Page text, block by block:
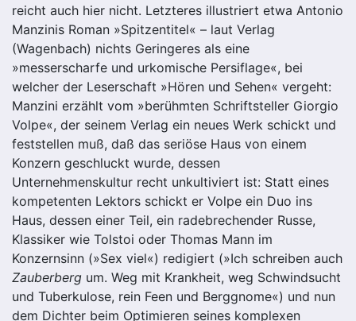
reicht auch hier nicht. Letzteres illustriert etwa Antonio
Manzinis Roman »Spitzentitel« – laut Verlag
(Wagenbach) nichts Geringeres als eine
»messerscharfe und urkomische Persiflage«, bei
welcher der Leserschaft »Hören und Sehen« vergeht:
Manzini erzählt vom »berühmten Schriftsteller Giorgio
Volpe«, der seinem Verlag ein neues Werk schickt und
feststellen muß, daß das seriöse Haus von einem
Konzern geschluckt wurde, dessen
Unternehmenskultur recht unkultiviert ist: Statt eines
kompetenten Lektors schickt er Volpe ein Duo ins
Haus, dessen einer Teil, ein radebrechender Russe,
Klassiker wie Tolstoi oder Thomas Mann im
Konzernsinn (»Sex viel«) redigiert (»Ich schreiben auch
Zauberberg um. Weg mit Krankheit, weg Schwindsucht
und Tuberkulose, rein Feen und Berggnome«) und nun
dem Dichter beim Optimieren seines komplexen